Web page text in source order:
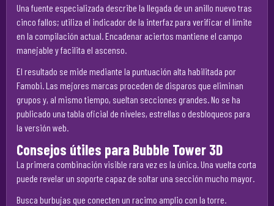
Una fuente especializada describe la llegada de un anillo nuevo tras
cinco fallos; utiliza el indicador de la interfaz para verificar el límite
en la compilación actual. Encadenar aciertos mantiene el campo
manejable y facilita el ascenso.
El resultado se mide mediante la puntuación alta habilitada por
Famobi. Las mejores marcas proceden de disparos que eliminan
grupos y, al mismo tiempo, sueltan secciones grandes. No se ha
publicado una tabla oficial de niveles, estrellas o desbloqueos para
la versión web.
Consejos útiles para Bubble Tower 3D
La primera combinación visible rara vez es la única. Una vuelta corta
puede revelar un soporte capaz de soltar una sección mucho mayor.
Busca burbujas que conecten un racimo amplio con la torre.